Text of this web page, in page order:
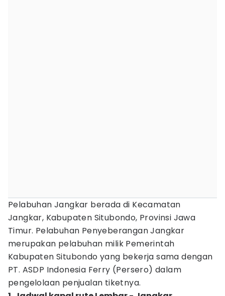
Pelabuhan Jangkar berada di Kecamatan
Jangkar, Kabupaten Situbondo, Provinsi Jawa
Timur. Pelabuhan Penyeberangan Jangkar
merupakan pelabuhan milik Pemerintah
Kabupaten Situbondo yang bekerja sama dengan
PT. ASDP Indonesia Ferry (Persero) dalam
pengelolaan penjualan tiketnya.